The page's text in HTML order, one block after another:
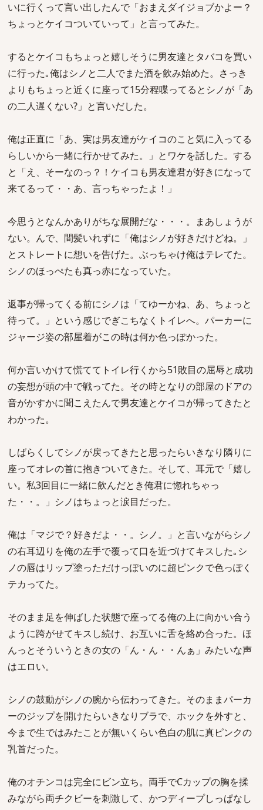
いに行くって言い出したんで「おまえダイジョブかよー？
ちょっとケイコついていって」と言ってみた。
するとケイコもちょっと嬉しそうに男友達とタバコを買い
に行った｡俺はシノと二人でまた酒を飲み始めた。さっき
よりもちょっと近くに座って15分程喋ってるとシノが「あ
の二人遅くない?」と言いだした。
俺は正直に「あ、実は男友達がケイコのこと気に入ってる
らしいから一緒に行かせてみた。」とワケを話した。する
と「え、そーなのっ？！ケイコも男友達君が好きになって
来てるって・・あ、言っちゃったよ！」
今思うとなんかありがちな展開だな・・・。まあしょうが
ない。んで、間髪いれずに「俺はシノが好きだけどね。」
とストレートに想いを告げた。ぶっちゃけ俺はテレてた。
シノのほっぺたも真っ赤になっていた。
返事が帰ってくる前にシノは「てゆーかね、あ、ちょっと
待って。」という感じでぎこちなくトイレへ。パーカーに
ジャージ姿の部屋着がこの時は何か色っぽかった。
何か言いかけて慌ててトイレ行くから51敗目の屈辱と成功
の妄想が頭の中で戦ってた。その時となりの部屋のドアの
音がかすかに聞こえたんで男友達とケイコが帰ってきたと
わかった。
しばらくしてシノが戻ってきたと思ったらいきなり隣りに
座ってオレの首に抱きついてきた。そして、耳元で「嬉し
い。私3回目に一緒に飲んだとき俺君に惚れちゃっ
た・・。」シノはちょっと涙目だった。
俺は「マジで？好きだよ・・。シノ。」と言いながらシノ
の右耳辺りを俺の左手で覆って口を近づけてキスした｡シ
ノの唇はリップ塗っただけっぽいのに超ピンクで色っぽく
テカってた。
そのまま足を伸ばした状態で座ってる俺の上に向かい合う
ように跨がせてキスし続け、お互いに舌を絡め合った。ほ
んっとそういうときの女の「ん・ん・・んぁ」みたいな声
はエロい。
シノの鼓動がシノの腕から伝わってきた。そのままパーカ
ーのジップを開けたらいきなりブラで、ホックを外すと、
今まで生ではみたことが無いくらい色白の肌に真ピンクの
乳首だった。
俺のオチンコは完全にビン立ち。両手でCカップの胸を揉
みながら両チクビーを刺激して、かつディープしっぱなし